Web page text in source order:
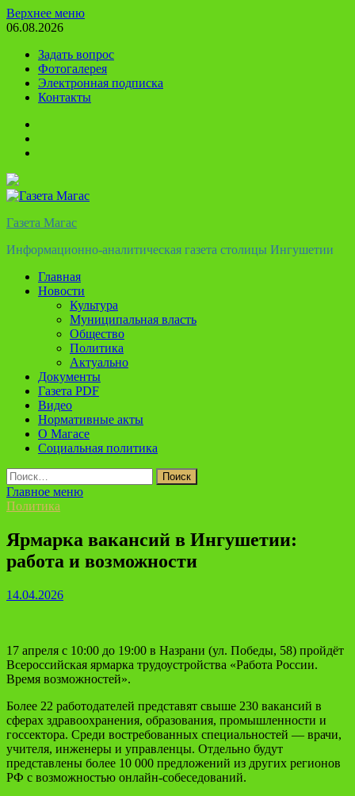
Перейти
к
Верхнее меню
06.08.2026
Задать вопрос
Фотогалерея
Электронная подписка
Контакты
Газета Магас
Информационно-аналитическая газета столицы Ингушетии
Главная
Новости
Культура
Муниципальная власть
Общество
Политика
Актуально
Документы
Газета PDF
Видео
Нормативные акты
О Магасе
Социальная политика
Найти:
Главное меню
Политика
Ярмарка вакансий в Ингушетии:
работа и возможности
14.04.2026
17 апреля с 10:00 до 19:00 в Назрани (ул. Победы, 58) пройдёт
Всероссийская ярмарка трудоустройства «Работа России.
Время возможностей».
Более 22 работодателей представят свыше 230 вакансий в
сферах здравоохранения, образования, промышленности и
госсектора. Среди востребованных специальностей — врачи,
учителя, инженеры и управленцы. Отдельно будут
представлены более 10 000 предложений из других регионов
РФ с возможностью онлайн-собеседований.